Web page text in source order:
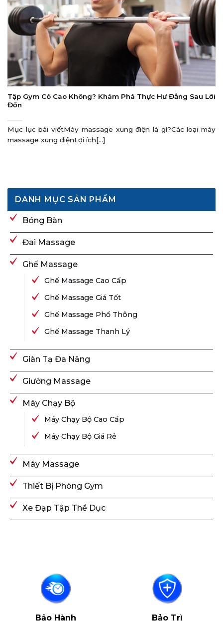
Tập Gym Có Cao Không? Khám Phá Thực Hư Đằng Sau Lời
Đồn
Mục lục bài viếtMáy massage xung điện là gì?Các loại máy
massage xung điệnLợi ích[...]
DANH MỤC SẢN PHẨM
Bóng Bàn
Đai Massage
Ghế Massage
Ghế Massage Cao Cấp
Ghế Massage Giá Tốt
Ghế Massage Phổ Thông
Ghế Massage Thanh Lý
Giàn Tạ Đa Năng
Giường Massage
Máy Chạy Bộ
Máy Chạy Bộ Cao Cấp
Máy Chạy Bộ Giá Rẻ
Máy Massage
Thiết Bị Phòng Gym
Xe Đạp Tập Thể Dục
Bảo Hành Bảo Trì